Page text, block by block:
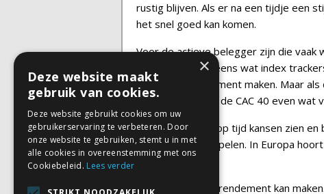
rustig blijven. Als er na een tijdje een
het snel goed kan komen.
Voor de actieve belegger zijn die vaak
met korting nog eens wat index
al snel wat rendement maken. Maar
want ook dan kan de CAC 40 even
Rustig blijven en op tijd kansen zien
de CAC 40 te bespelen. In Europa
favorieten.
Hoe ik
jaarrendement kan maken.
×
Deze website maakt
gebruik van cookies.
Deze website gebruikt cookies om uw
gebruikerservaring te verbeteren. Door
onze website te gebruiken, stemt u in met
alle cookies in overeenstemming met ons
Cookiebeleid. Lees verder